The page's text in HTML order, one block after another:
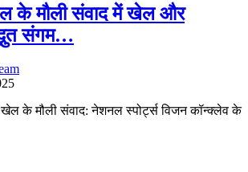
के मौली संवाद में खेल और
संगम…
खेल के मौली संवाद: नेशनल स्पोर्ट्स विजन कॉन्क्लेव के